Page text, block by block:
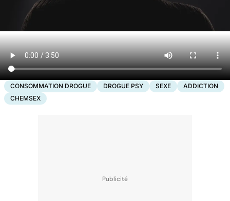
CONSOMMATION DROGUE DROGUE PSY SEXE
ADDICTION
CHEMSEX